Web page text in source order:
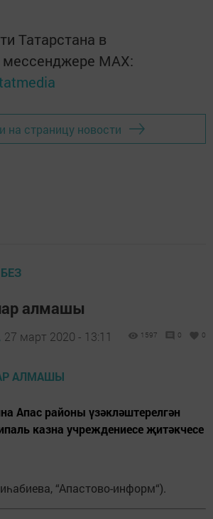
Татарстана в
MАХ:
на страницу новости
алмашы
27 март 2020 - 13:11 1597 0 0
Апас районы үзәкләштерелгән
казна учреждениесе җитәкчесе
“Апастово-информ“).